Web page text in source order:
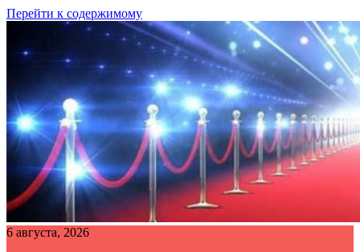
Перейти к содержимому
6 августа, 2026